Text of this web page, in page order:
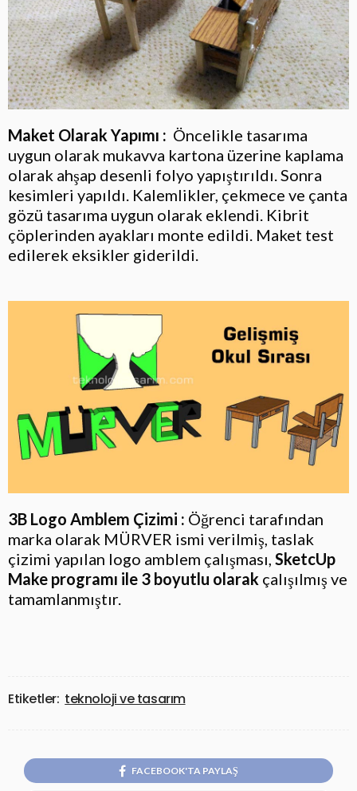
Maket Olarak Yapımı : Öncelikle tasarıma
uygun olarak mukavva kartona üzerine kaplama
olarak ahşap desenli folyo yapıştırıldı. Sonra
kesimleri yapıldı. Kalemlikler, çekmece ve çanta
gözü tasarıma uygun olarak eklendi. Kibrit
çöplerinden ayakları monte edildi. Maket test
edilerek eksikler giderildi.
3B Logo Amblem Çizimi : Öğrenci tarafından
marka olarak MÜRVER ismi verilmiş, taslak
çizimi yapılan logo amblem çalışması, SketcUp
Make programı ile 3 boyutlu olarak çalışılmış ve
tamamlanmıştır.
Etiketler: teknoloji ve tasarım
FACEBOOK'TA PAYLAŞ